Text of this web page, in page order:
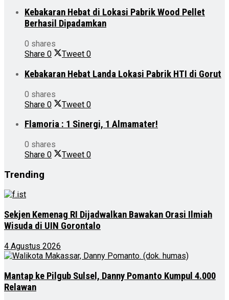
Kebakaran Hebat di Lokasi Pabrik Wood Pellet
Berhasil Dipadamkan
0 shares
Share 0 Tweet 0
Kebakaran Hebat Landa Lokasi Pabrik HTI di Gorut
0 shares
Share 0 Tweet 0
Flamoria : 1 Sinergi, 1 Almamater!
0 shares
Share 0 Tweet 0
Trending
Sekjen Kemenag RI Dijadwalkan Bawakan Orasi Ilmiah
Wisuda di UIN Gorontalo
4 Agustus 2026
Mantap ke Pilgub Sulsel, Danny Pomanto Kumpul 4.000
Relawan